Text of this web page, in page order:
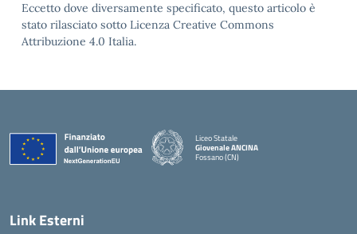
Eccetto dove diversamente specificato, questo articolo è
stato rilasciato sotto Licenza Creative Commons
Attribuzione 4.0 Italia.
Liceo Statale
Giovenale ANCINA
Fossano (CN)
Link Esterni